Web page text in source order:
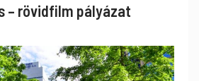
– rövidfilm pályázat